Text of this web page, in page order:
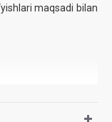
maqsadi bilan